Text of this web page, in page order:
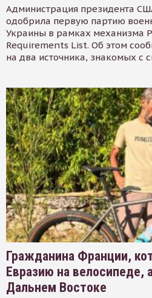
Администрация президента
одобрила первую партию
Украины в рамках механизма
Requirements List. Об этом
на два источника, знакомых с
Гражданина Франции,
Евразию на велосипеде,
Дальнем Востоке